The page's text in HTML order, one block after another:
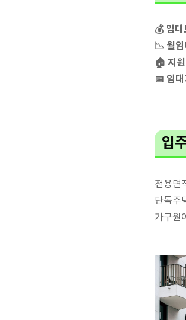
💰 임
📉 월
🏠 지
📅 임
입
전용면
단독주
가구원